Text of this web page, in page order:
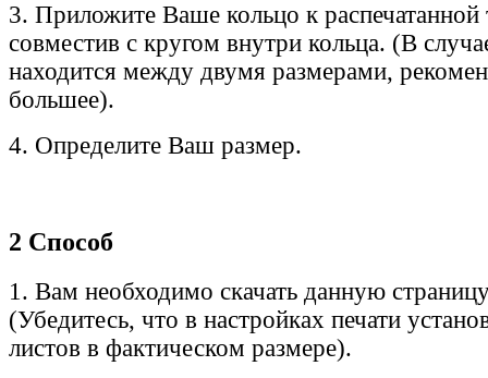
3. Приложите Ваше кольцо к распечатанной
совместив с кругом внутри кольца. (В
находится между двумя размерами,
большее).
4. Определите Ваш размер.
2 Способ
1. Вам необходимо скачать данную
(Убедитесь, что в настройках печати
листов в фактическом размере).